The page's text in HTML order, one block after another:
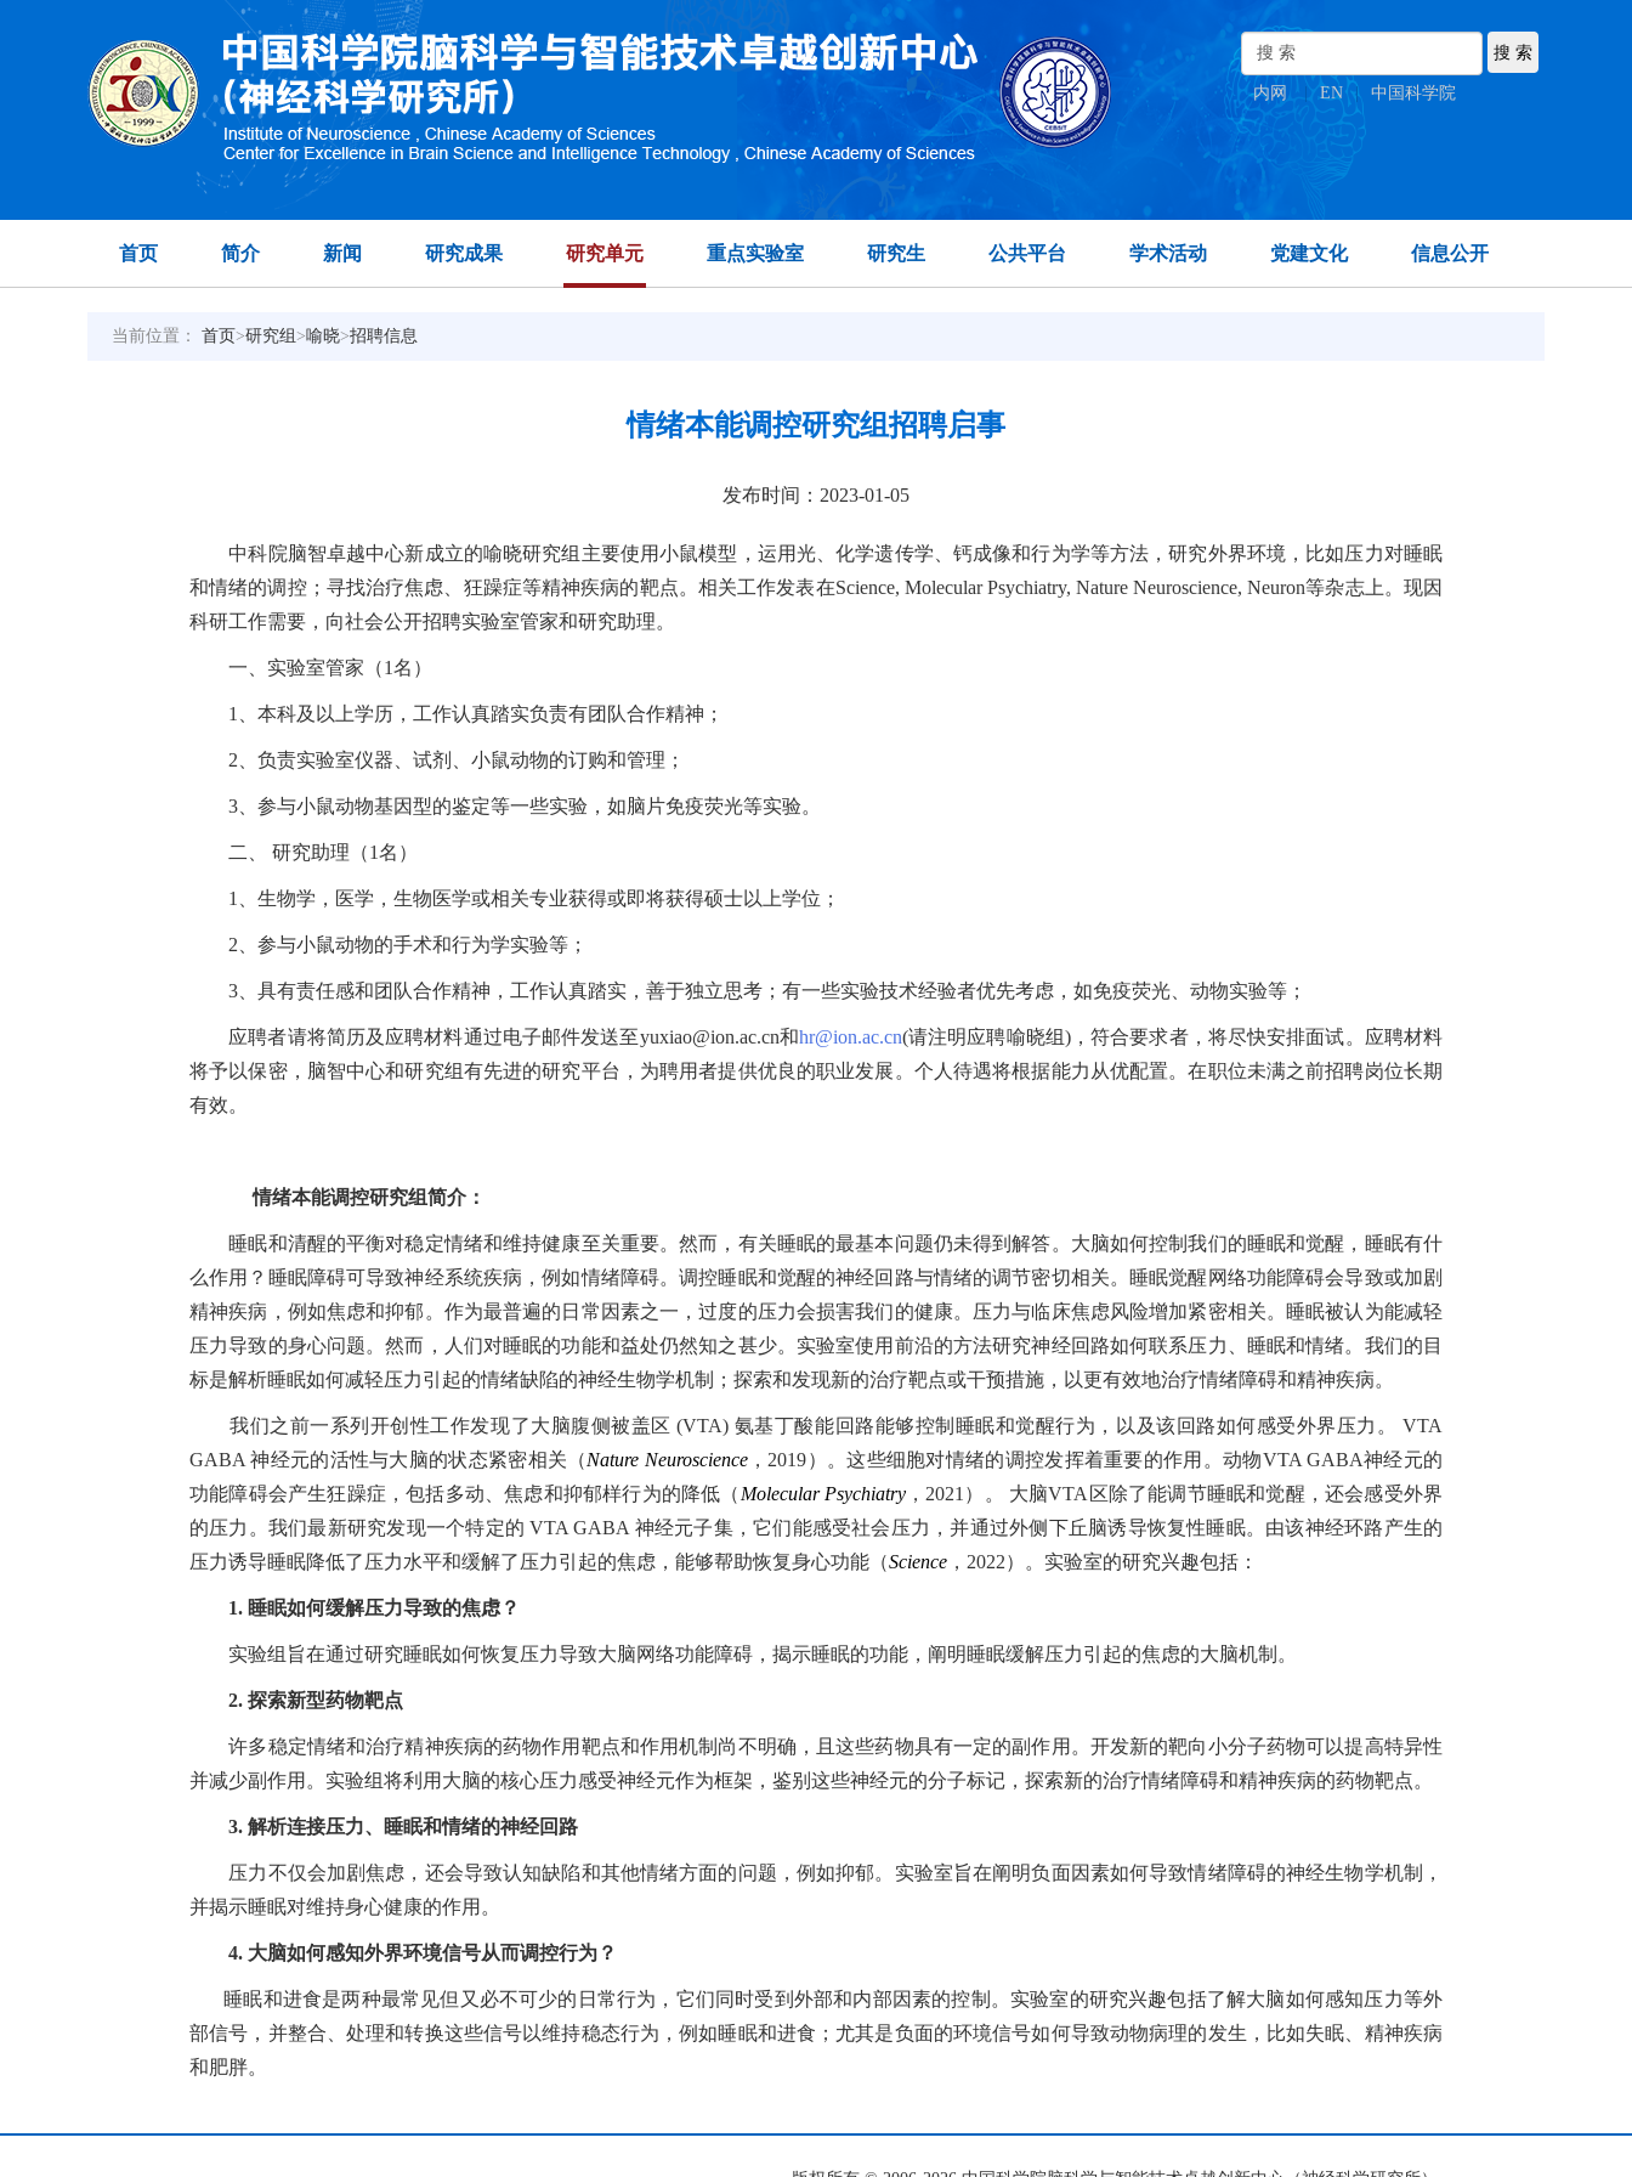
内网 EN | 中国科学院
首页 简介 新闻 研究成果 研究单元 重点实验室 研究生 公共平台 学术活动 党建文化 信息公开
当前位置： 首页>研究组 >喻晓>招聘信息
情绪本能调控研究组招聘启事
发布时间：2023-01-05
中科院脑智卓越中心新成立的喻晓研究组主要使用小鼠模型，运用光、化学遗传学、钙成像和行为学等方法，研究外界环境，比如压力对睡眠
和情绪的调控；寻找治疗焦虑、狂躁症等精神疾病的靶点。相关工作发表在Science, Molecular Psychiatry, Nature Neuroscience, Neuron等杂志上。现因
科研工作需要，向社会公开招聘实验室管家和研究助理。
一、实验室管家（1名）
1、本科及以上学历，工作认真踏实负责有团队合作精神；
2、负责实验室仪器、试剂、小鼠动物的订购和管理；
3、参与小鼠动物基因型的鉴定等一些实验，如脑片免疫荧光等实验。
二、 研究助理（1名）
1、生物学，医学，生物医学或相关专业获得或即将获得硕士以上学位；
2、参与小鼠动物的手术和行为学实验等；
3、具有责任感和团队合作精神，工作认真踏实，善于独立思考；有一些实验技术经验者优先考虑，如免疫荧光、动物实验等；
应聘者请将简历及应聘材料通过电子邮件发送至yuxiao@ion.ac.cn和hr@ion.ac.cn(请注明应聘喻晓组)，符合要求者，将尽快安排面试。应聘材料
将予以保密，脑智中心和研究组有先进的研究平台，为聘用者提供优良的职业发展。个人待遇将根据能力从优配置。在职位未满之前招聘岗位长期
有效。
情绪本能调控研究组简介：
睡眠和清醒的平衡对稳定情绪和维持健康至关重要。然而，有关睡眠的最基本问题仍未得到解答。大脑如何控制我们的睡眠和觉醒，睡眠有什
么作用？睡眠障碍可导致神经系统疾病，例如情绪障碍。调控睡眠和觉醒的神经回路与情绪的调节密切相关。睡眠觉醒网络功能障碍会导致或加剧
精神疾病，例如焦虑和抑郁。作为最普遍的日常因素之一，过度的压力会损害我们的健康。压力与临床焦虑风险增加紧密相关。睡眠被认为能减轻
压力导致的身心问题。然而，人们对睡眠的功能和益处仍然知之甚少。实验室使用前沿的方法研究神经回路如何联系压力、睡眠和情绪。我们的目
标是解析睡眠如何减轻压力引起的情绪缺陷的神经生物学机制；探索和发现新的治疗靶点或干预措施，以更有效地治疗情绪障碍和精神疾病。
我们之前一系列开创性工作发现了大脑腹侧被盖区(VTA) 氨基丁酸能回路能够控制睡眠和觉醒行为，以及该回路如何感受外界压力。VTA
GABA神经元的活性与大脑的状态紧密相关（Nature Neuroscience， 2019）。这些细胞对情绪的调控发挥着重要的作用。动物VTA GABA神经元的
功能障碍会产生狂躁症，包括多动、焦虑和抑郁样行为的降低（ Molecular Psychiatry， 2021 ）。 大脑VTA 区除了能调节睡眠和觉醒，还会感受外界
的压力。我们最新研究发现一个特定的VTA GABA 神经元子集，它们能感受社会压力，并通过外侧下丘脑诱导恢复性睡眠。由该神经环路产生的
压力诱导睡眠降低了压力水平和缓解了压力引起的焦虑，能够帮助恢复身心功能（Science ， 2022）。实验室的研究兴趣包括：
1. 睡眠如何缓解压力导致的焦虑？
实验组旨在通过研究睡眠如何恢复压力导致大脑网络功能障碍，揭示睡眠的功能，阐明睡眠缓解压力引起的焦虑的大脑机制。
2. 探索新型药物靶点
许多稳定情绪和治疗精神疾病的药物作用靶点和作用机制尚不明确，且这些药物具有一定的副作用。开发新的靶向小分子药物可以提高特异性
并减少副作用。实验组将利用大脑的核心压力感受神经元作为框架，鉴别这些神经元的分子标记，探索新的治疗情绪障碍和精神疾病的药物靶点。
3. 解析连接压力、睡眠和情绪的神经回路
压力不仅会加剧焦虑，还会导致认知缺陷和其他情绪方面的问题，例如抑郁。实验室旨在阐明负面因素如何导致情绪障碍的神经生物学机制，
并揭示睡眠对维持身心健康的作用。
4. 大脑如何感知外界环境信号从而调控行为？
睡眠和进食是两种最常见但又必不可少的日常行为，它们同时受到外部和内部因素的控制。实验室的研究兴趣包括了解大脑如何感知压力等外
部信号，并整合、处理和转换这些信号以维持稳态行为，例如睡眠和进食；尤其是负面的环境信号如何导致动物病理的发生，比如失眠、精神疾病
和肥胖。